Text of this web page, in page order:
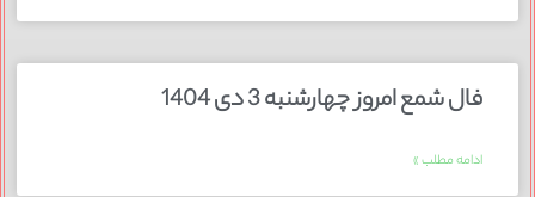
فال شمع امروز چهارشنبه 3 دی 1404
ادامه مطلب »